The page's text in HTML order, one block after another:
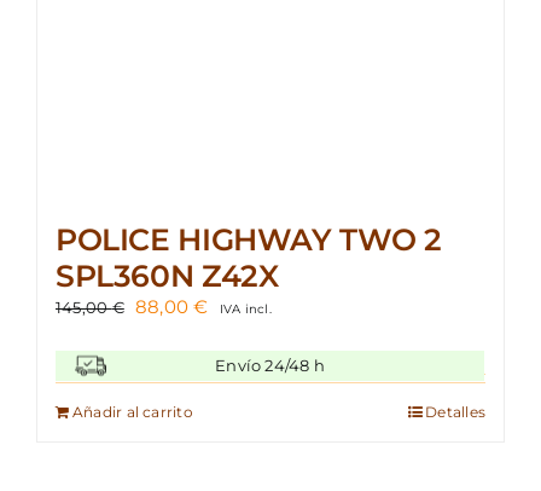
POLICE HIGHWAY TWO 2
SPL360N Z42X
145,00€ El
original
era:
145,00 €.
88,00€ El
actual
es:
IVA incl.
Envío 24/48 h
Añadir al carrito Detalles